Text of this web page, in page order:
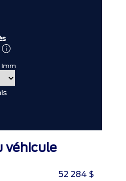
véhicule
52 284 $
Imm